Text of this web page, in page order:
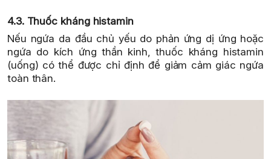
4.3. Thuốc kháng histamin
Nếu ngứa da đầu chủ yếu do phản ứng dị ứng hoặc
ngứa do kích ứng thần kinh, thuốc kháng histamin
(uống) có thể được chỉ định để giảm cảm giác ngứa
toàn thân.